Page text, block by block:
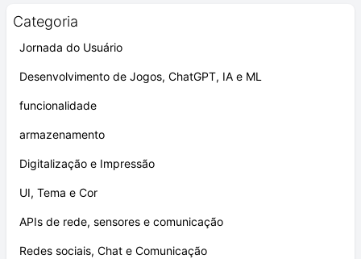
Categoria
Jornada do Usuário
Desenvolvimento de Jogos, ChatGPT, IA e ML
funcionalidade
armazenamento
Digitalização e Impressão
UI, Tema e Cor
APIs de rede, sensores e comunicação
Redes sociais, Chat e Comunicação